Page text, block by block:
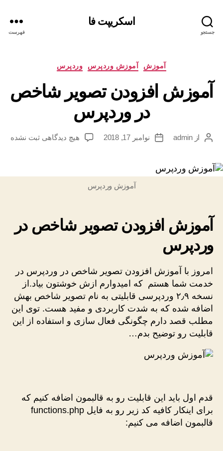
جستجو
اسکریپت فا
فهرست
دسته‌ها آموزش آموزش وردپرس وردپرس
آموزش افزودن تصویر شاخص
در وردپرس
نویسنده
ازadmin
تاریخنوامبر 17, 2018 هیچ دیدگاهیبرای
ثبت نشده
آموزش وردپرس
آموزش افزودن تصویر شاخص در
وردپرس
امروز با آموزش افزودن تصویر شاخص در وردپرس در
خدمت شما هستم که امیدوارم ازش خوشتون بیاد.از
نسخه ۲٫۹ وردپرسی قابلیتی به نام تصویر شاخص بهش
اضافه شده که به شدت کاربردی و مفید هست. توی این
مطلب قصد دارم چگونگی فعال سازی و استفاده از این
قابلیت رو توضیح بدم…
قدم اول باید این قابلیت رو به قالبمون اضافه کنیم که
برای اینکار کافیه کد زیر رو به فایل functions.php
قالبمون اضافه می کنیم: